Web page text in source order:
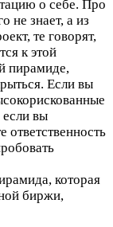
о себе. Про
не знает, а из
те говорят,
к этой
пирамиде,
Если вы
если вы
ответственность
которая
биржи,